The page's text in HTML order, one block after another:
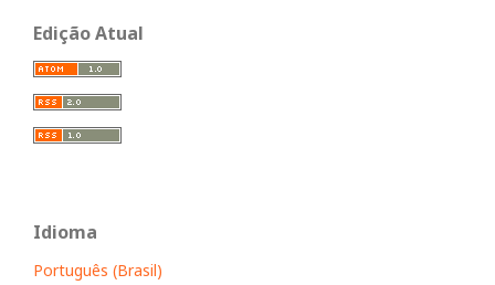
Edição Atual
Idioma
Português (Brasil)